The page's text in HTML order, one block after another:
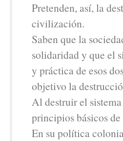
Pretenden, así, la
civilización.
Saben que la
solidaridad y que el
y práctica de esos
objetivo la
Al destruir el
principios básicos
En su política